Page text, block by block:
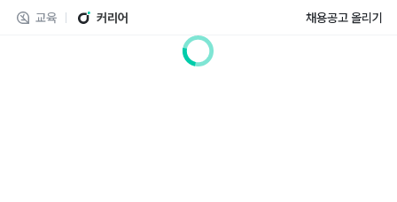
교육 커리어 채용공고 올리기